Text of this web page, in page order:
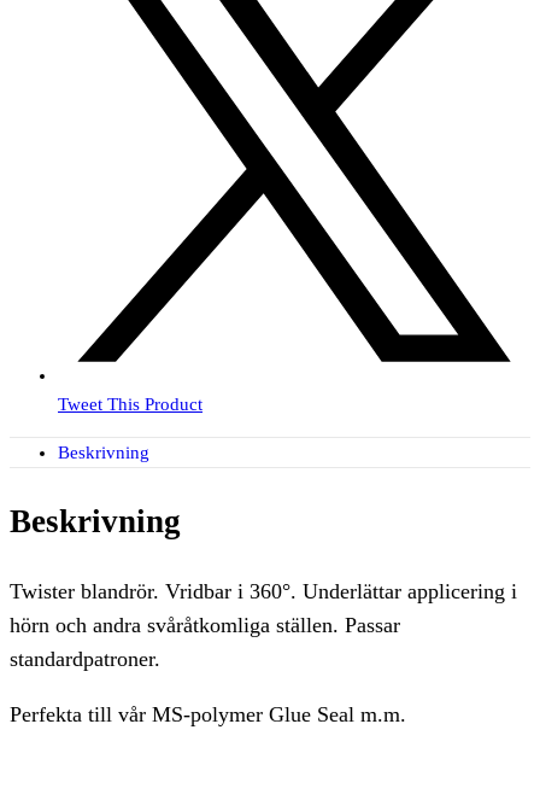
Tweet This Product
Beskrivning
Beskrivning
Twister blandrör. Vridbar i 360°. Underlättar applicering i
hörn och andra svåråtkomliga ställen. Passar
standardpatroner.
Perfekta till vår MS-polymer Glue Seal m.m.